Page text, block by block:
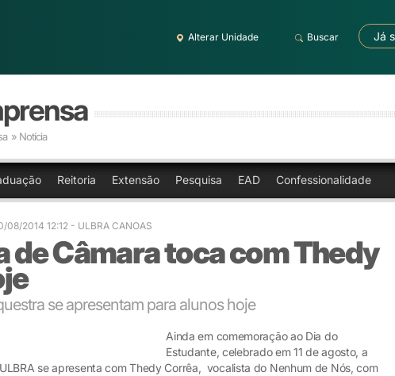
Alterar Unidade Buscar Já
» Notícia
Reitoria Extensão Pesquisa EAD Confessionalidade
08/2014 12:12 - ULBRA CANOAS
de Câmara toca com Thedy
se apresentam para alunos hoje
Ainda em comemoração ao Dia do
Estudante, celebrado em 11 de agosto, a
se apresenta com Thedy Corrêa, vocalista do Nenhum de Nós, com